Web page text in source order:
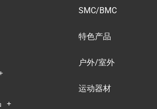
SMC/BMC
特色产品
户外/室外
运动器材